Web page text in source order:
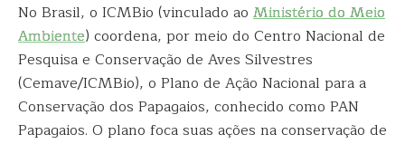
No Brasil, o ICMBio (vinculado ao Ministério do Meio
Ambiente) coordena, por meio do Centro Nacional de
Pesquisa e Conservação de Aves Silvestres
(Cemave/ICMBio), o Plano de Ação Nacional para a
Conservação dos Papagaios, conhecido como PAN
Papagaios. O plano foca suas ações na conservação de